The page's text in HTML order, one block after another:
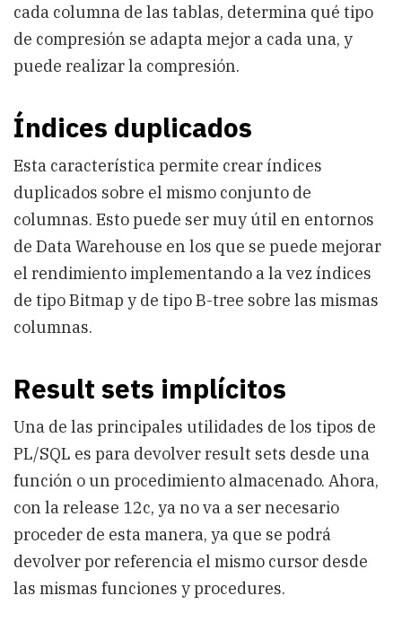
cada columna de las tablas, determina qué tipo
de compresión se adapta mejor a cada una, y
puede realizar la compresión.
Índices duplicados
Esta característica permite crear índices
duplicados sobre el mismo conjunto de
columnas. Esto puede ser muy útil en entornos
de Data Warehouse en los que se puede mejorar
el rendimiento implementando a la vez índices
de tipo Bitmap y de tipo B-tree sobre las mismas
columnas.
Result sets implícitos
Una de las principales utilidades de los tipos de
PL/SQL es para devolver result sets desde una
función o un procedimiento almacenado. Ahora,
con la release 12c, ya no va a ser necesario
proceder de esta manera, ya que se podrá
devolver por referencia el mismo cursor desde
las mismas funciones y procedures.